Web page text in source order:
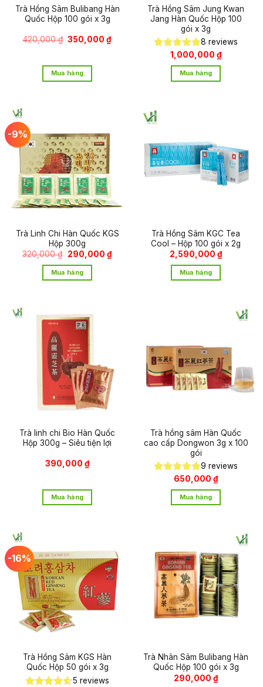
Trà Hồng Sâm Bulibang Hàn
Quốc Hộp 100 gói x 3g
420,000₫ Giá
350,000₫Giá
Mua hàng
Trà Hồng Sâm Jung Kwan
Jang Hàn Quốc Hộp 100
gói x 3g
Được xếp
hạng4.88
8 reviews
1,000,000 ₫
Mua hàng
-9%
Trà Linh Chi Hàn Quốc KGS
Hộp 300g
320,000₫ Giá
là:
320,000 ₫.
290,000 ₫Giá
hiện
Mua hàng
Trà Hồng Sâm KGC Tea
Cool – Hộp 100 gói x 2g
2,590,000 ₫
Mua hàng
Trà linh chi Bio Hàn Quốc
Hộp 300g – Siêu tiện lợi
390,000 ₫
Mua hàng
Trà hồng sâm Hàn Quốc
cao cấp Dongwon 3g x 100
gói
Được xếp
hạng4.89
9 reviews
650,000 ₫
Mua hàng
-16%
Trà Hồng Sâm KGS Hàn
Quốc Hộp 50 gói x 3g
5 reviews
Trà Nhân Sâm Bulibang Hàn
Quốc Hộp 100 gói x 3g
290,000 ₫